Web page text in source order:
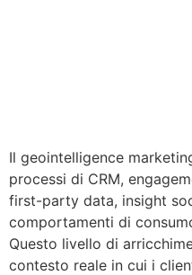
Il geointelligence
processi di CRM,
first-party data, insight
comportamenti di
Questo livello di
contesto reale in cui i